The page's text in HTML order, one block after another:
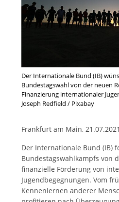
Der Internationale Bund (IB)
Bundestagswahl von der neuen
Finanzierung internationaler
Joseph Redfield / Pixabay
Frankfurt am Main, 21.07.2021
Der Internationale Bund (IB)
Bundestagswahlkampfs von
finanzielle Förderung von
Jugendbegegnungen. Vom
Kennenlernen anderer